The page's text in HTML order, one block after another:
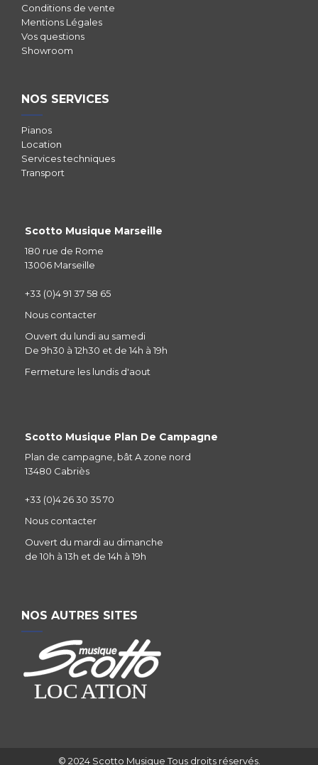
Conditions de vente
Mentions Légales
Vos questions
Showroom
NOS SERVICES
Pianos
Location
Services techniques
Transport
Scotto Musique Marseille
180 rue de Rome
13006 Marseille
+33 (0)4 91 37 58 65
Nous contacter
Ouvert du lundi au samedi
De 9h30 à 12h30 et de 14h à 19h
Fermeture les lundis d'aout
Scotto Musique Plan De Campagne
Plan de campagne, bât A zone nord
13480 Cabriès
+33 (0)4 26 30 35 70
Nous contacter
Ouvert du mardi au dimanche
de 10h à 13h et de 14h à 19h
NOS AUTRES SITES
© 2024 Scotto Musique Tous droits réservés.